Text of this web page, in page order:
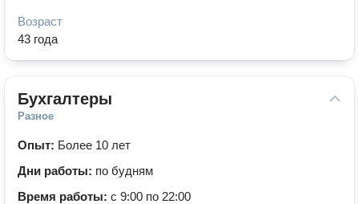
Возраст
43 года
Бухгалтеры
Разное
Опыт: Более 10 лет
Дни работы: по будням
Время работы: с 9:00 по 22:00